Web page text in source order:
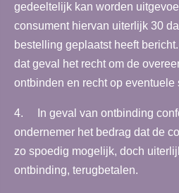
gedeeltelijk kan worden
consument hiervan uiterlijk 30
bestelling geplaatst heeft
dat geval het recht om de
ontbinden en recht op eventuele
4. In geval van ontbinding
ondernemer het bedrag dat de
zo spoedig mogelijk, doch
ontbinding, terugbetalen.